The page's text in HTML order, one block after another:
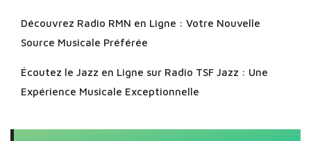
Découvrez Radio RMN en Ligne : Votre Nouvelle
Source Musicale Préférée
Écoutez le Jazz en Ligne sur Radio TSF Jazz : Une
Expérience Musicale Exceptionnelle